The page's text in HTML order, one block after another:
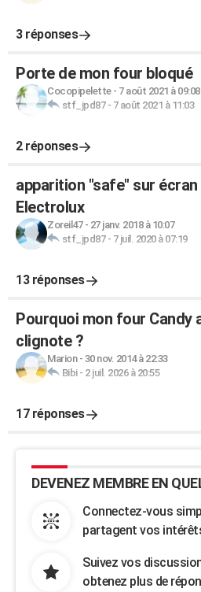
3 réponses
Porte de mon four bloqué
Cocopipelette- 7 août 2021 à 09:08
stf_jpd87- 7 août 2021 à 11:03
2 réponses
apparition "safe" sur
Electrolux
Zoreil47- 27 janv. 2018 à 10:07
stf_jpd87- 7 juil. 2020 à 07:19
13 réponses
Pourquoi mon four Candy
clignote ?
Marion- 30 nov. 2014 à 22:33
Bibi- 2 juil. 2026 à 20:55
17 réponses
DEVENEZ MEMBRE EN
Connectez-vous
partagent vos
Suivez vos
obtenez plus de